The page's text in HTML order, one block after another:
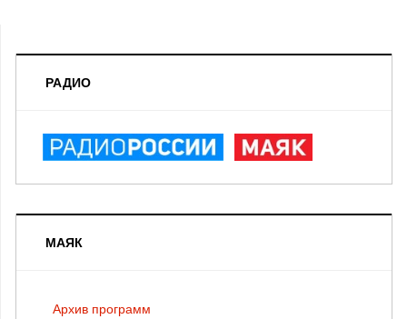
РАДИО
МАЯК
Архив программ